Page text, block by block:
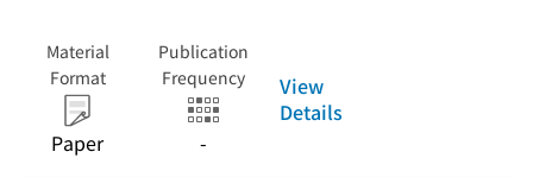
Material
Format
Paper
Publication
Frequency
-
View
Details